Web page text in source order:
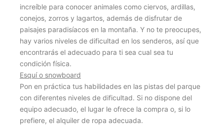
increíble para conocer animales como ciervos, ardillas,
conejos, zorros y lagartos, además de disfrutar de
paisajes paradisíacos en la montaña. Y no te preocupes,
hay varios niveles de dificultad en los senderos, así que
encontrarás el adecuado para ti sea cual sea tu
condición física.
Esquí o snowboard
Pon en práctica tus habilidades en las pistas del parque
con diferentes niveles de dificultad. Si no dispone del
equipo adecuado, el lugar le ofrece la compra o, si lo
prefiere, el alquiler de ropa adecuada.